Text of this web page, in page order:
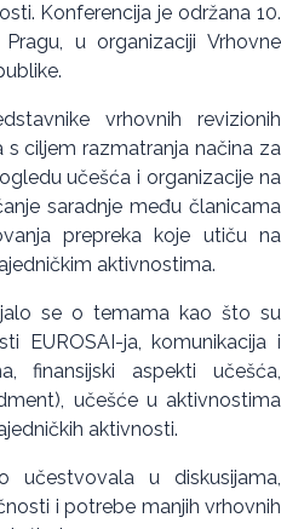
Konferencija je održana 10.
u organizaciji Vrhovne
vrhovnih revizionih
s ciljem razmatranja načina za
učešća i organizacije na
saradnje među članicama
prepreka koje utiču na
aktivnostima.
se o temama kao što su
EUROSAI-ja, komunikacija i
finansijski aspekti učešća,
učešće u aktivnostima
aktivnosti.
učestvovala u diskusijama,
i potrebe manjih vrhovnih